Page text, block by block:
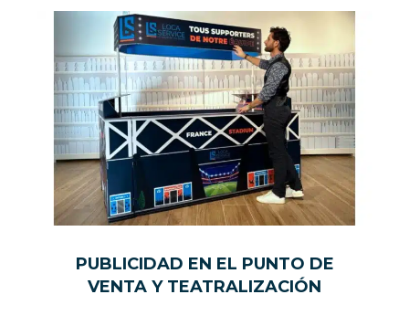
PUBLICIDAD EN EL PUNTO DE
VENTA Y TEATRALIZACIÓN